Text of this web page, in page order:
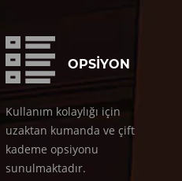
OPSİYON
Kullanım kolaylığı için
uzaktan kumanda ve çift
kademe opsiyonu
sunulmaktadır.